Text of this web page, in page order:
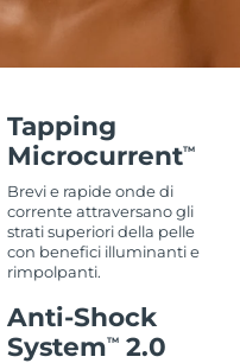
Tapping
MicrocurrentTM
Brevi e rapide onde di
corrente attraversano gli
strati superiori della pelle
con benefici illuminanti e
rimpolpanti.
Anti-Shock
SystemTM 2.0